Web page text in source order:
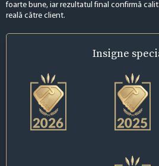
foarte bune, iar rezultatul final confirmă
reală către client.
Insigne